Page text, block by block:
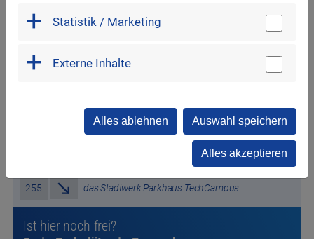
Freie Parkplätze
255 das Stadtwerk.Parkhaus TechCampus
Ist hier noch frei?
Statistik / Marketing
Externe Inhalte
Alles ablehnen Auswahl speichern
Alles akzeptieren